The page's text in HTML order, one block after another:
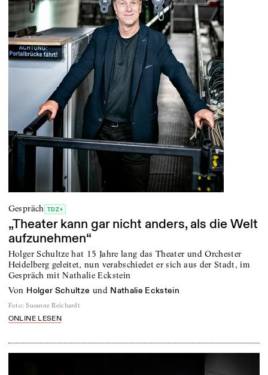
Gespräch TDZ+
„Theater kann gar nicht anders, als die Welt
aufzunehmen“
Holger Schultze hat 15 Jahre lang das Theater und Orchester
Heidelberg geleitet, nun verabschiedet er sich aus der Stadt, im
Gespräch mit Nathalie Eckstein
von Holger Schultze und Nathalie Eckstein
Foto: Susanne Reichardt
ONLINE LESEN